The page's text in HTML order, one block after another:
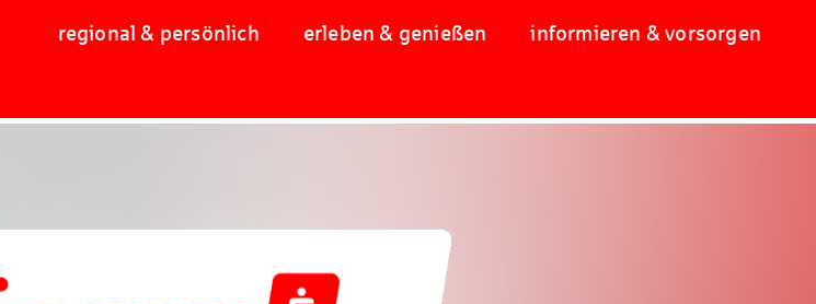
regional & persönlich erleben & genießen informieren & vorsorgen